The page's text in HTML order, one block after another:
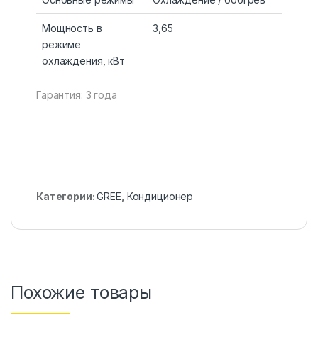
Мощность в
режиме
охлаждения, кВт
3,65
Гарантия: 3 года
Категории:GREE Кондиционер
Похожие товары